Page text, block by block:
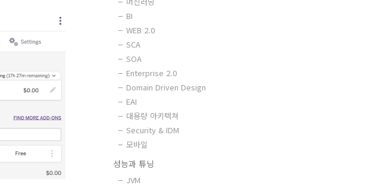
BI
WEB 2.0
SCA
SOA
Enterprise 2.0
Domain Driven Design
EAI
대용량 아키텍쳐
Security & IDM
모바일
성능과 튜닝
JVM